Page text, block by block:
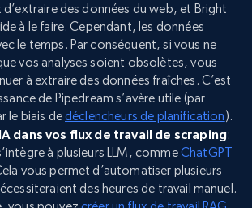
des données du web, et Bright
à le faire. Cependant, les données
le temps. Par conséquent, si vous ne
vos analyses soient obsolètes, vous
à extraire des données fraîches. C’est
de Pipedream s’avère utile (par
le biais dedéclencheurs de planification).
dans vos flux de travail de scraping:
à plusieurs LLM, commeChatGPT
vous permet d’automatiser plusieurs
des heures de travail manuel.